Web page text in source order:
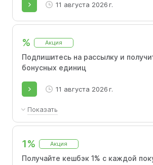
11 августа 2026 г.
% Акция
Подпишитесь на рассылку и
бонусных единиц
11 августа 2026 г.
Показать
Для получения бонусов на счет
адрес эл. почты в ЛК и
согласие на получение рассылки.
1% Акция
Получайте кешбэк 1% с каждой